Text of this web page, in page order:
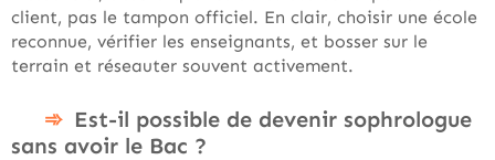
client, pas le tampon officiel. En clair, choisir une école
reconnue, vérifier les enseignants, et bosser sur le
terrain et réseauter souvent activement.
Est-il possible de devenir sophrologue
sans avoir le Bac ?